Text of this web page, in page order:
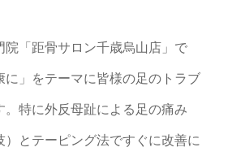
院「距骨サロン千歳烏山店」で
に」をテーマに皆様の足のトラブ
。特に外反母趾による足の痛み
）とテーピング法ですぐに改善に